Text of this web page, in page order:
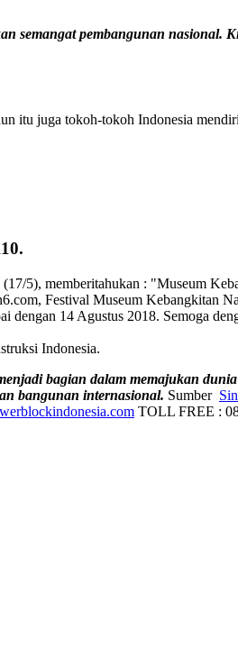
semangat pembangunan nasional.
itu juga tokoh-tokoh Indonesia
5), memberitahukan : "Museum
Festival Museum Kebangkitan
14 Agustus 2018. Semoga
Indonesia.
bagian dalam memajukan
bangunan internasional. Sumber
TOLL FREE :